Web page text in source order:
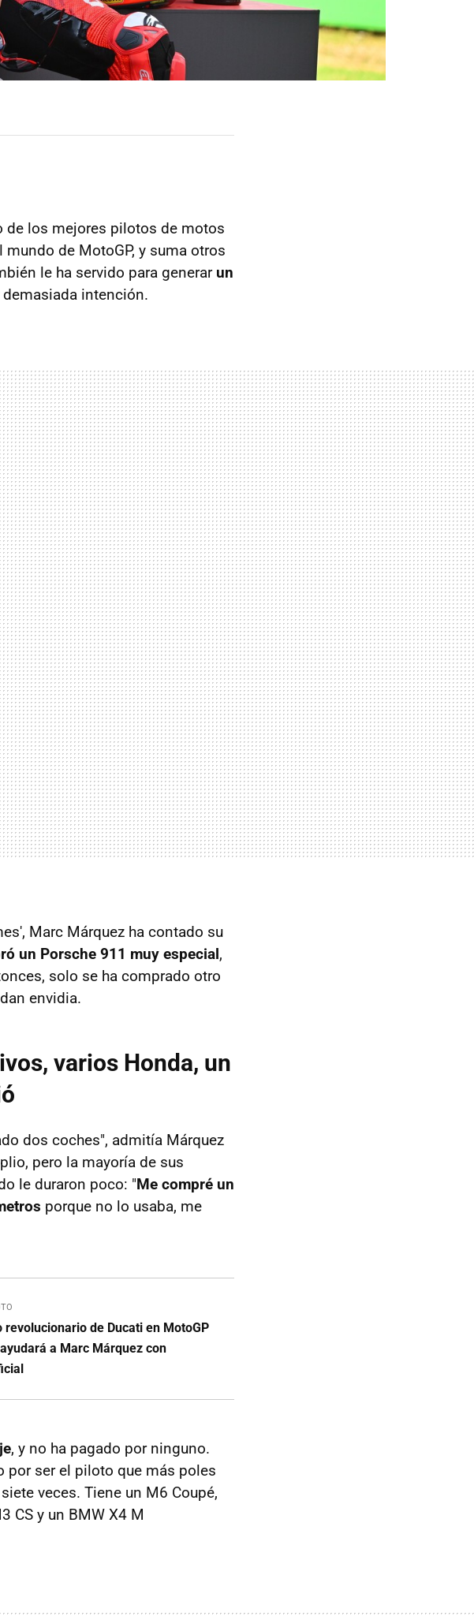
de los mejores pilotos de motos
de MotoGP, y suma otros
le ha servido para generar un
intención.
Marc Márquez ha contado su
un Porsche 911 muy especial,
solo se ha comprado otro
envidia.
varios Honda, un
dos coches", admitía Márquez
pero la mayoría de sus
le duraron poco: "Me compré un
porque no lo usaba, me
revolucionario de Ducati en MotoGP
a Marc Márquez con
, y no ha pagado por ninguno.
por ser el piloto que más poles
veces. Tiene un M6 Coupé,
CS y un BMW X4 M